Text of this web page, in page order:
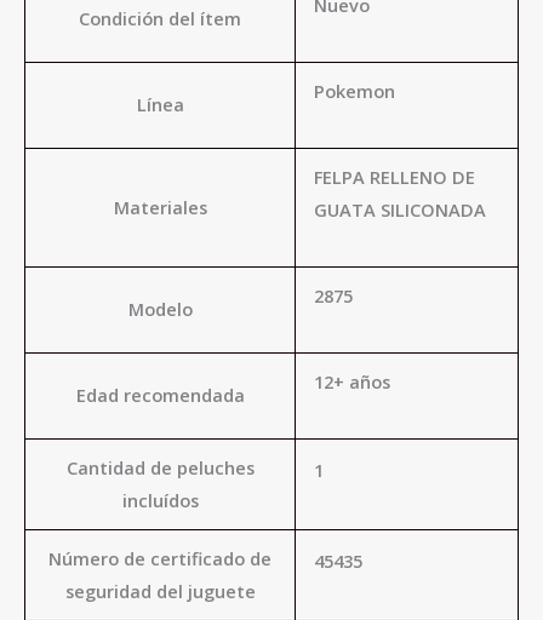
Condición del ítem
Línea
Pokemon
Materiales
FELPA RELLENO DE
GUATA SILICONADA
Modelo
2875
Edad recomendada
12+ años
Cantidad de peluches
incluídos
1
Número de certificado de
seguridad del juguete
45435